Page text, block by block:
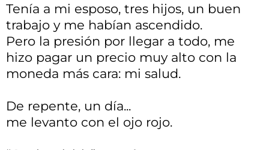
Tenía a mi esposo, tres hijos, un buen
trabajo y me habían ascendido.
Pero la presión por llegar a todo, me
hizo pagar un precio muy alto con la
moneda más cara: mi salud.
De repente, un día...
me levanto con el ojo rojo.